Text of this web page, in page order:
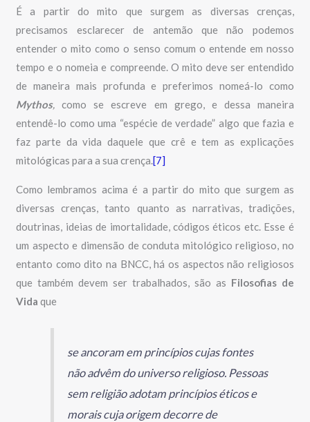
É a partir do mito que surgem as diversas crenças,
precisamos esclarecer de antemão que não podemos
entender o mito como o senso comum o entende em nosso
tempo e o nomeia e compreende. O mito deve ser entendido
de maneira mais profunda e preferimos nomeá-lo como
Mythos, como se escreve em grego, e dessa maneira
entendê-lo como uma “espécie de verdade” algo que fazia e
faz parte da vida daquele que crê e tem as explicações
mitológicas para a sua crença.[7]
Como lembramos acima é a partir do mito que surgem as
diversas crenças, tanto quanto as narrativas, tradições,
doutrinas, ideias de imortalidade, códigos éticos etc. Esse é
um aspecto e dimensão de conduta mitológico religioso, no
entanto como dito na BNCC, há os aspectos não religiosos
que também devem ser trabalhados, são as Filosofias de
Vida que
se ancoram em princípios cujas fontes
não advêm do universo religioso. Pessoas
sem religião adotam princípios éticos e
morais cuja origem decorre de